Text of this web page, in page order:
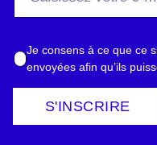
o
E
a
l
A
c
c
Je consens à ce que ce
envoyées afin qu’ils
S'INSCRIRE